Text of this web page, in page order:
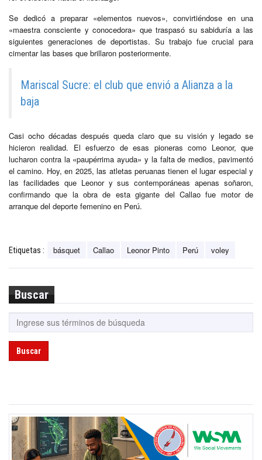
Se dedicó a preparar «elementos nuevos», convirtiéndose en una
«maestra consciente y conocedora» que traspasó su sabiduría a las
siguientes generaciones de deportistas. Su trabajo fue crucial para
cimentar las bases que brillaron posteriormente.
Mariscal Sucre: el club que envió a Alianza a la
baja
Casi ocho décadas después queda claro que su visión y legado se
hicieron realidad. El esfuerzo de esas pioneras como Leonor, que
lucharon contra la «paupérrima ayuda» y la falta de medios, pavimentó
el camino. Hoy, en 2025, las atletas peruanas tienen el lugar especial y
las facilidades que Leonor y sus contemporáneas apenas soñaron,
confirmando que la obra de esta gigante del Callao fue motor de
arranque del deporte femenino en Perú.
Etiquetas : básquet Callao Leonor Pinto Perú voley
Buscar
Buscar